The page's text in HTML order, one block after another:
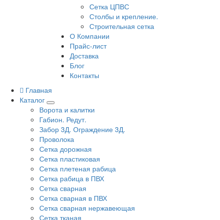
Сетка ЦПВС
Столбы и крепление.
Строительная сетка
О Компании
Прайс-лист
Доставка
Блог
Контакты
Главная
Каталог
Ворота и калитки
Габион. Редут.
Забор 3Д. Ограждение 3Д.
Проволока
Сетка дорожная
Сетка пластиковая
Сетка плетеная рабица
Сетка рабица в ПВХ
Сетка сварная
Сетка сварная в ПВХ
Сетка сварная нержавеющая
Сетка тканая